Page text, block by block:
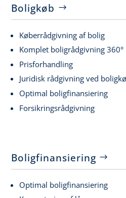
Boligkøb
Køberrådgivning af bolig
Komplet boligrådgivning 360°
Prisforhandling
Juridisk rådgivning ved
Optimal boligfinansiering
Forsikringsrådgivning
Boligfinansiering
Optimal boligfinansiering